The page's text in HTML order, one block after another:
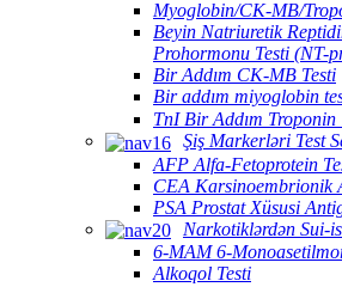
Myoglobin/CK-MB/
Beyin Natriuretik
Prohormonu Testi (NT-
Bir Addım CK-MB Testi
Bir addım miyoglobin
TnI Bir Addım Troponin
Şiş Markerləri Test
AFP Alfa-Fetoprotein
CEA Karsinoembrionik
PSA Prostat Xüsusi
Narkotiklərdən Sui-
6-MAM 6-
Alkoqol Testi